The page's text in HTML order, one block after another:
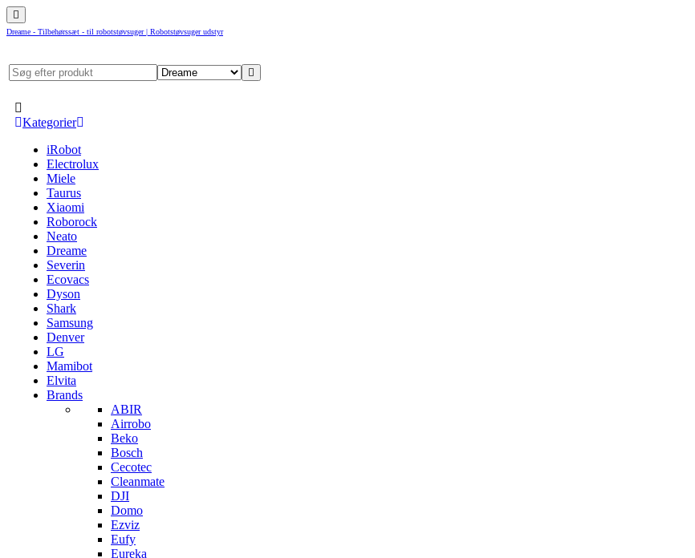
Dreame - Tilbehørssæt - til robotstøvsuger | Robotstøvsuger udstyr
Kategorier
iRobot
Electrolux
Miele
Taurus
Xiaomi
Roborock
Neato
Dreame
Severin
Ecovacs
Dyson
Shark
Samsung
Denver
LG
Mamibot
Elvita
Brands
ABIR
Airrobo
Beko
Bosch
Cecotec
Cleanmate
DJI
Domo
Ezviz
Eufy
Eureka